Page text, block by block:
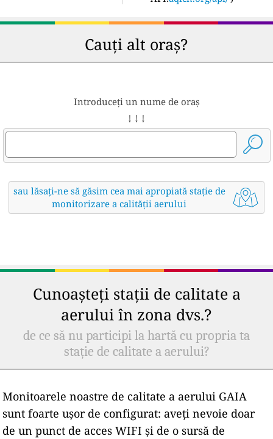
Cauți alt oraș?
Introduceți un nume de oraș
↓ ↓ ↓
sau lăsați-ne să găsim cea mai apropiată stație de
monitorizare a calității aerului
Cunoașteți stații de calitate a
aerului în zona dvs.?
de ce să nu participi la hartă cu propria ta
stație de calitate a aerului?
Monitoarele noastre de calitate a aerului GAIA
sunt foarte ușor de configurat: aveți nevoie doar
de un punct de acces WIFI și de o sursă de